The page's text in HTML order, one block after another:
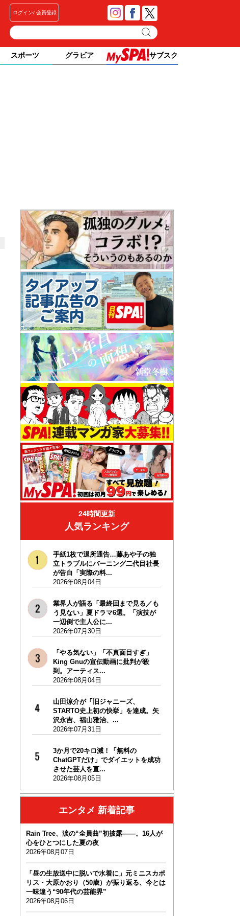
ログイン 会員登録
スポーツ グラビア サブスク
24時間更新
人気ランキング
手紙1枚で退所通告…藤あや子の独
立トラブルにバーニング二代目社長
が告白「実際の料...
2026年08月04日
業界人が語る「最終回まで見る／も
う見ない」夏ドラマ6選。「演技が
一辺倒で主人公に...
2026年07月30日
「やる気ない」「不真面目すぎ」
King Gnuの宣伝動画に批判が殺
到。アーティス...
2026年08月04日
山田涼介が「旧ジャニーズ、
STARTO史上初の快挙」を達成。矢
沢永吉、福山雅治、...
2026年07月31日
3か月で20キロ減！「無料の
ChatGPTだけ」でダイエットを成功
させた芸人を直...
2026年08月05日
エンタメ 新着記事
Rain Tree、涙の“全員曲”初披露――。16人が
心をひとつにした夏の夜
2026年08月07日
「昼の生放送中に脱いで水着に」元ミニスカポ
リス・大原かおり（50歳）が振り返る、今とは
一味違う“90年代の芸能界”
2026年08月06日